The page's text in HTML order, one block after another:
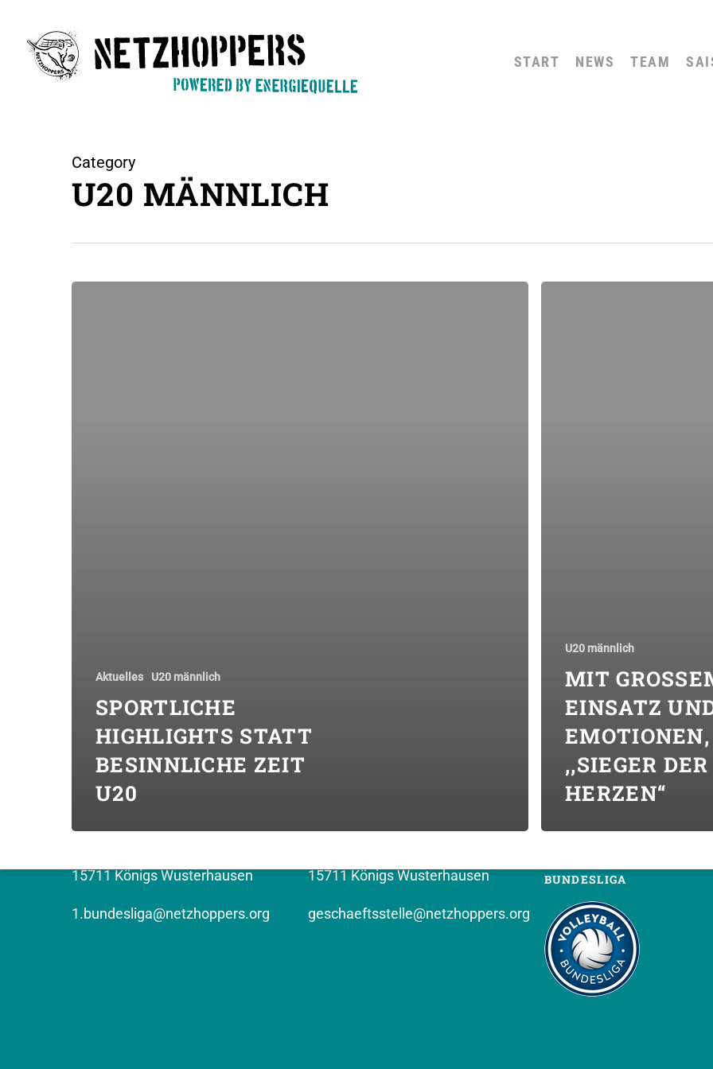
main
content
START NEWS TEAM
Category
U20 MÄNNLICH
Aktuelles U20 männlich
SPORTLICHE
HIGHLIGHTS STATT
BESINNLICHE ZEIT
U20
U20 männlich
MIT GROSSEM
INSATZ UND
MOTIONEN, ,
,SIEGER DER H
ERZEN“
KONTAKT (BUNDESLIGA)
15711 Königs Wusterhausen
1.bundesliga@netzhoppers.org
15711 Königs Wusterhausen
geschaeftsstelle@netzhoppers.org
FOLGT UNS
BUNDESLIGA